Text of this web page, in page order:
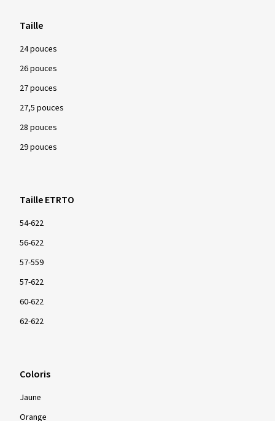
Taille
24 pouces
26 pouces
27 pouces
27,5 pouces
28 pouces
29 pouces
Taille ETRTO
54-622
56-622
57-559
57-622
60-622
62-622
Coloris
Jaune
Orange